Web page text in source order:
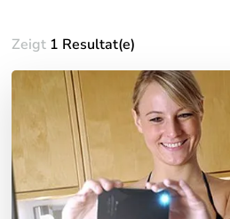
Zeigt 1 Resultat(e)